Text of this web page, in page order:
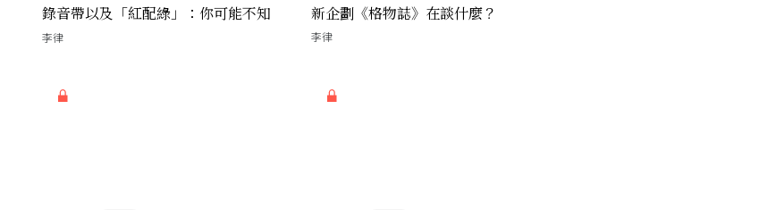
錄音帶以及「紅配綠」：你可能不知
道的臺灣唱片簡史
李律
新企劃《格物誌》在談什麼？
李律